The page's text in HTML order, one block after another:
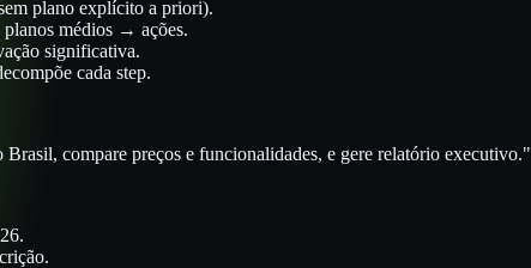
plano explícito a priori).
médios → ações.
significativa.
cada step.
compare preços e funcionalidades, e gere relatório executivo."